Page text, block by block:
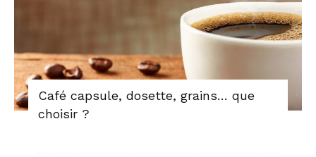
Café capsule, dosette, grains… que
choisir ?